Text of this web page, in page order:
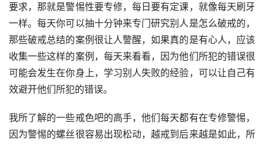
要求，那就是警惕性要专修，每日要有定课，就像每天刷牙
一样。每天你可以抽十分钟来专门研究别人是怎么破戒的，
那些破戒总结的案例很让人警醒，如果真的是有心人，应该
收集一些这样的案例，每天来看看，因为他们所犯的错误很
可能会发生在你身上，学习别人失败的经验，可以让自己有
效避开他们所犯的错误。
我所了解的一些戒色吧的高手，他们每天都有在专修警惕，
因为警惕的螺丝很容易出现松动，越戒到后来越是如此，所